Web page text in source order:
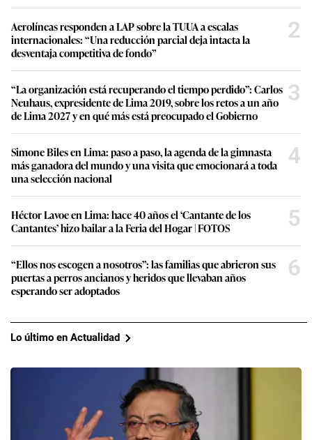
Aerolíneas responden a LAP sobre la TUUA a escalas
internacionales: “Una reducción parcial deja intacta la
desventaja competitiva de fondo”
2
“La organización está recuperando el tiempo perdido”: Carlos
Neuhaus, expresidente de Lima 2019, sobre los retos a un año
de Lima 2027 y en qué más está preocupado el Gobierno
3
Simone Biles en Lima: paso a paso, la agenda de la gimnasta
más ganadora del mundo y una visita que emocionará a toda
una selección nacional
4
Héctor Lavoe en Lima: hace 40 años el ‘Cantante de los
Cantantes’ hizo bailar a la Feria del Hogar | FOTOS
5
“Ellos nos escogen a nosotros”: las familias que abrieron sus
puertas a perros ancianos y heridos que llevaban años
esperando ser adoptados
6
Lo último en Actualidad